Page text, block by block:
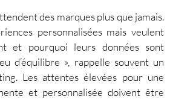
des marques plus que jamais.
personnalisées mais veulent
et pourquoi leurs données sont
d’équilibre », rappelle souvent un
Les attentes élevées pour une
et personnalisée doivent être